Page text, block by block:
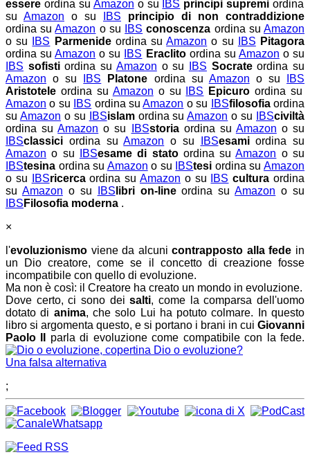
essere ordina su Amazon o su IBS principi supremi ordina
su Amazon o su IBS principio di non contraddizione
ordina suAmazon o su IBS conoscenza ordina suAmazon
o su
IBS Parmenide ordina suAmazon o su IBS Pitagora
ordina suAmazon o su IBS Eraclito ordina su Amazon o su
IBS sofisti ordina su Amazon o su IBS Socrate ordina su
Amazon o su IBS Platone ordina su Amazon o su
IBS
Aristotele ordina su Amazon o su IBS Epicuro ordina su
Amazon o su IBS ordina suAmazon o su IBSfilosofia ordina
su Amazon o su IBSislam ordina suAmazon o su IBSciviltà
ordina suAmazon o su IBSstoria ordina su Amazon o su
IBSclassici ordina suAmazon o su IBSesami ordina su
Amazon o su IBSesame di stato ordina suAmazon o su
IBStesina ordina su Amazon o su IBStesi ordina suAmazon
o su
IBSricerca ordina suAmazon o su IBS cultura ordina
su Amazon o su IBS libri on-line ordina suAmazon o su
IBS Filosofia moderna .
×
l'evoluzionismo viene da alcunicontrapposto alla fede in
un Dio creatore, come se il concetto di creazione fosse
incompatibile con quello di evoluzione.
Ma non è così: il Creatore ha creato un mondo in evoluzione.
Dove certo, ci sono deisalti, come la comparsa dell'uomo
dotato di anima, che solo Lui ha potuto colmare. In questo
libro si argomenta questo, e si portano i brani in cui Giovanni
Paolo II
parla di evoluzione come compatibile con la fede.
Dio o evoluzione?
Una falsa alternativa
;